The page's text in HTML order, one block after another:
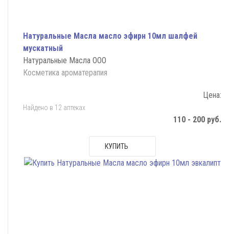
Натуральные Масла масло эфирн 10мл шалфей
мускатный
Натуральные Масла ООО
Косметика ароматерапия
Цена:
Найдено в 12 аптеках
110 - 200 руб.
КУПИТЬ